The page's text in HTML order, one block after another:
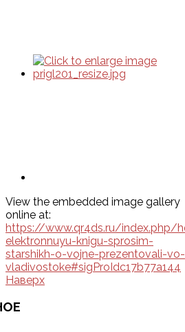
View the embedded image gallery
online at:
https://www.qr4ds.ru/
elektronnuyu-knigu-sprosim-
starshikh-o-vojne-prezentovali-vo-
vladivostoke#sigProIdc17b77a144
Наверх